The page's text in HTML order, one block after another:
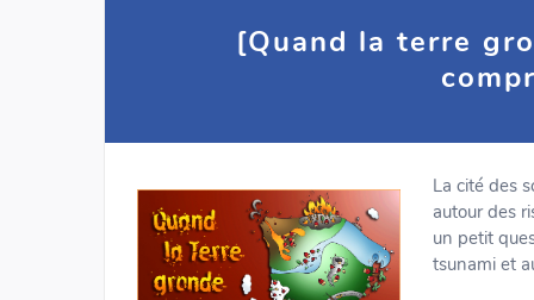
[Quand la terre
La cité des
autour des
un petit
tsunami et